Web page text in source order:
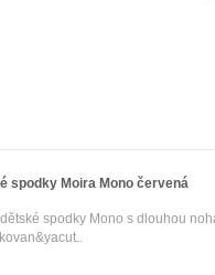
spodky Moira Mono červená
spodky Mono s dlouhou